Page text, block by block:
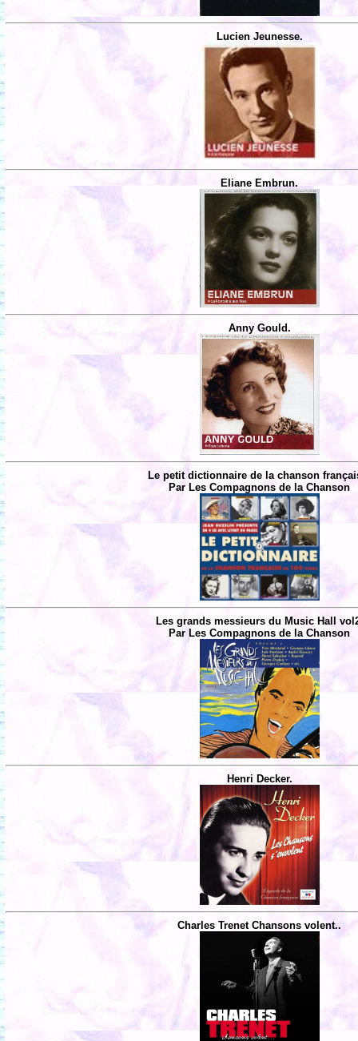
Lucien Jeunesse.
Eliane Embrun.
Anny Gould.
Le petit dictionnaire de la chanson
Par Les Compagnons de la Chanson
Les grands messieurs du Music Hall
Par Les Compagnons de la Chanson
Henri Decker.
Charles Trenet Chansons volent..